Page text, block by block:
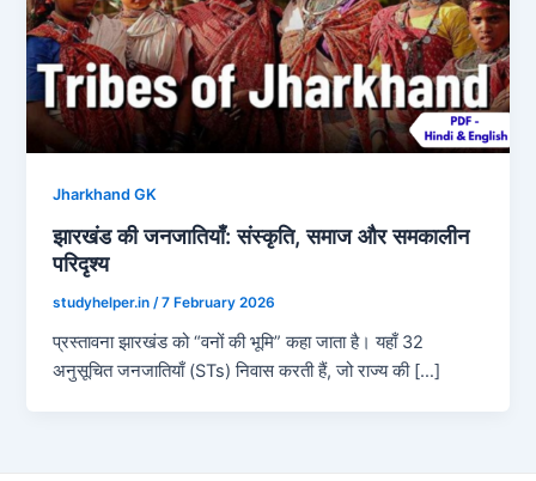
Jharkhand GK
झारखंड की जनजातियाँ: संस्कृति, समाज और समकालीन
परिदृश्य
studyhelper.in/7 February 2026
प्रस्तावना झारखंड को “वनों की भूमि” कहा जाता है। यहाँ 32
अनुसूचित जनजातियाँ (STs) निवास करती हैं, जो राज्य की […]